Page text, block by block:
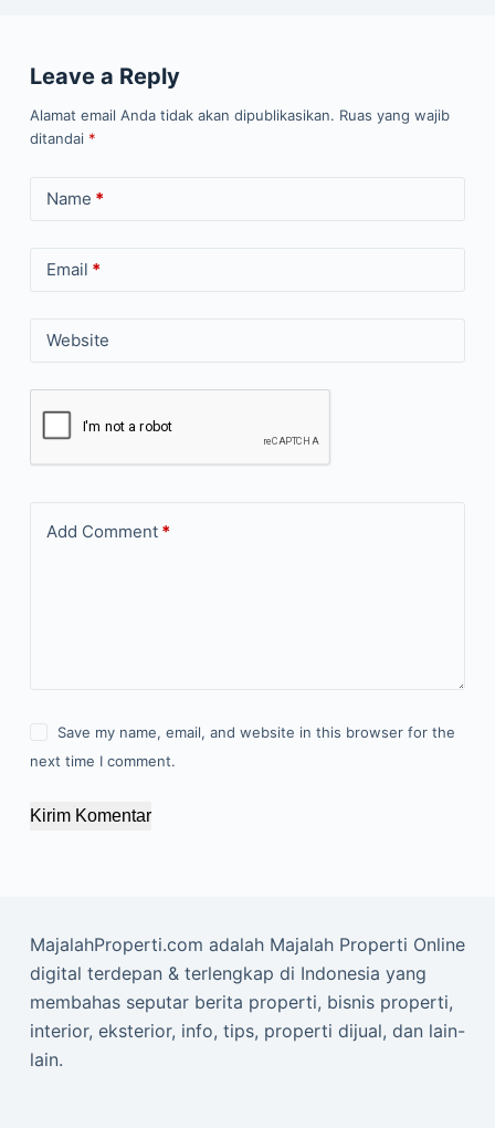
Leave a Reply
Alamat email Anda tidak akan dipublikasikan. Ruas yang wajib
ditandai *
Name *
Email *
Website
Add Comment*
Save my name, email, and website in this browser for the
next time I comment.
Kirim Komentar
MajalahProperti.com adalah Majalah Properti Online
digital terdepan & terlengkap di Indonesia yang
membahas seputar berita properti, bisnis properti,
interior, eksterior, info, tips, properti dijual, dan lain-
lain.